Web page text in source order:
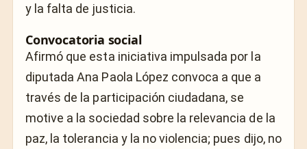
y la falta de justicia.
Convocatoria social
Afirmó que esta iniciativa impulsada por la
diputada Ana Paola López convoca a que a
través de la participación ciudadana, se
motive a la sociedad sobre la relevancia de la
paz, la tolerancia y la no violencia; pues dijo, no